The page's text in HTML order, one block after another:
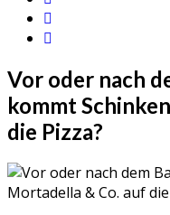
Vor oder nach
kommt
die Pizza?